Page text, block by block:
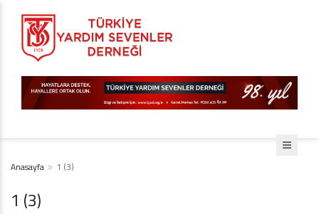
Anasayfa 1 (3)
1 (3)